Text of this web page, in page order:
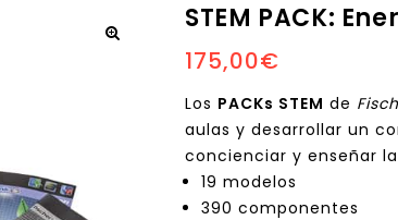
STEM PACK:
175,00€
Los PACKs STEM de
aulas y desarrollar un
concienciar y enseñar
19 modelos
390 componentes